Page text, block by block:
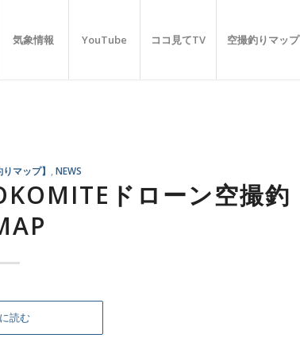
気象情報 YouTube ココ見てTV 空撮釣りマップ
マップ】 NEWS
ドローン空撮釣
読む